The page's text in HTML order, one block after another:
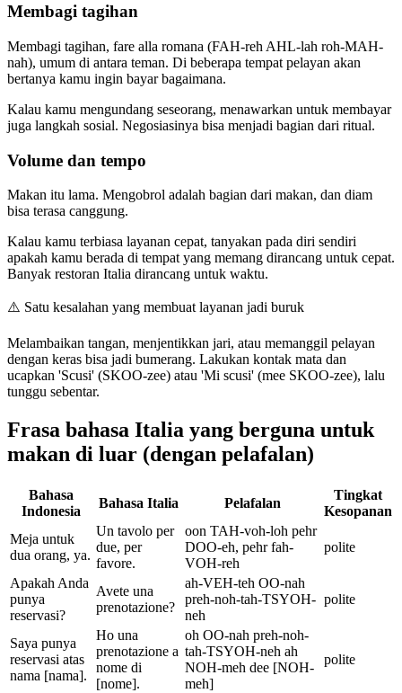
Membagi tagihan
Membagi tagihan, fare alla romana (FAH-reh AHL-lah roh-MAH-
nah), umum di antara teman. Di beberapa tempat pelayan akan
bertanya kamu ingin bayar bagaimana.
Kalau kamu mengundang seseorang, menawarkan untuk membayar
juga langkah sosial. Negosiasinya bisa menjadi bagian dari ritual.
Volume dan tempo
Makan itu lama. Mengobrol adalah bagian dari makan, dan diam
bisa terasa canggung.
Kalau kamu terbiasa layanan cepat, tanyakan pada diri sendiri
apakah kamu berada di tempat yang memang dirancang untuk cepat.
Banyak restoran Italia dirancang untuk waktu.
⚠️ Satu kesalahan yang membuat layanan jadi buruk
Melambaikan tangan, menjentikkan jari, atau memanggil pelayan
dengan keras bisa jadi bumerang. Lakukan kontak mata dan
ucapkan 'Scusi' (SKOO-zee) atau 'Mi scusi' (mee SKOO-zee), lalu
tunggu sebentar.
Frasa bahasa Italia yang berguna untuk
makan di luar (dengan pelafalan)
Bahasa
Indonesia
Bahasa Italia Pelafalan
Tingkat
Kesopanan
Meja untuk
dua orang, ya.
Un tavolo per
due, per
favore.
oon TAH-voh-loh pehr
DOO-eh, pehr fah-
VOH-reh
polite
Apakah Anda
punya
reservasi?
Avete una
prenotazione?
ah-VEH-teh OO-nah
preh-noh-tah-TSYOH-
neh
polite
Saya punya
reservasi atas
nama [nama].
Ho una
prenotazione a
nome di
[nome].
oh OO-nah preh-noh-
tah-TSYOH-neh ah
NOH-meh dee [NOH-
meh]
polite